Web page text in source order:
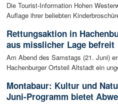
Die Tourist-Information Hohen
Auflage ihrer beliebten
Rettungsaktion in
aus misslicher Lage befreit
Am Abend des Samstags (21. Juni)
Hachenburger Ortsteil Altstadt ein
Montabaur: Kultur und
Juni-Programm bietet